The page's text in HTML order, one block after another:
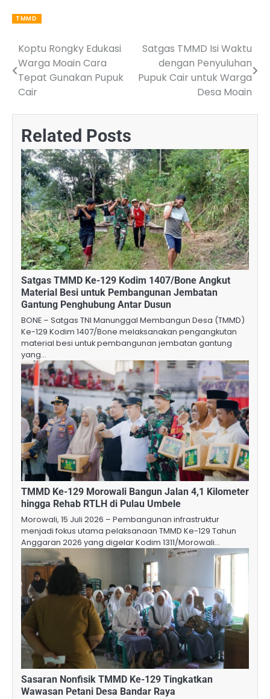
TMMD
Post
navigation
Koptu Rongky Edukasi
Warga Moain Cara
Tepat Gunakan Pupuk
Cair
Satgas TMMD Isi Waktu
dengan Penyuluhan
Pupuk Cair untuk Warga
Desa Moain
Related Posts
Satgas TMMD Ke-129 Kodim 1407/Bone Angkut
Material Besi untuk Pembangunan Jembatan
Gantung Penghubung Antar Dusun
BONE – Satgas TNI Manunggal Membangun Desa (TMMD)
Ke-129 Kodim 1407/Bone melaksanakan pengangkutan
material besi untuk pembangunan jembatan gantung
yang…
TMMD Ke-129 Morowali Bangun Jalan 4,1 Kilometer
hingga Rehab RTLH di Pulau Umbele
Morowali, 15 Juli 2026 – Pembangunan infrastruktur
menjadi fokus utama pelaksanaan TMMD Ke-129 Tahun
Anggaran 2026 yang digelar Kodim 1311/Morowali…
Sasaran Nonfisik TMMD Ke-129 Tingkatkan
Wawasan Petani Desa Bandar Raya